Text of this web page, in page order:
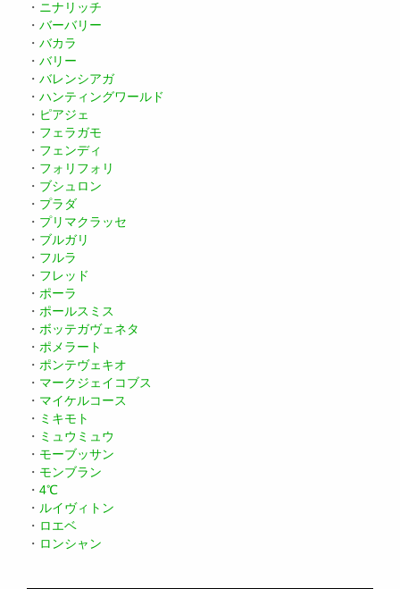
・ ニナリッチ
・ バーバリー
・ バカラ
・ バリー
・ バレンシアガ
・ ハンティングワールド
・ ピアジェ
・ フェラガモ
・ フェンディ
・ フォリフォリ
・ ブシュロン
・ プラダ
・ プリマクラッセ
・ ブルガリ
・ フルラ
・ フレッド
・ ポーラ
・ ポールスミス
・ ボッテガヴェネタ
・ ポメラート
・ ポンテヴェキオ
・ マークジェイコブス
・ マイケルコース
・ ミキモト
・ ミュウミュウ
・ モーブッサン
・ モンブラン
・ 4℃
・ ルイヴィトン
・ ロエベ
・ ロンシャン